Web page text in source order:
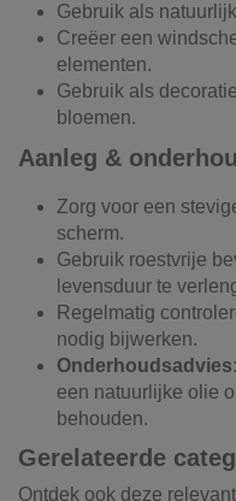
Gebruik als
Creëer een
elementen.
Gebruik als
bloemen.
Aanleg &
Zorg voor een
scherm.
Gebruik roestvrije
levensduur te
Regelmatig
nodig bijwerken.
Onderhoudsadvies:
een natuurlijke olie
behouden.
Gerelateerde
Ontdek ook deze